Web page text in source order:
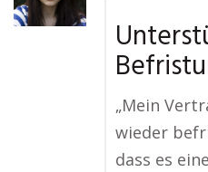
„Mein
wieder
dass es